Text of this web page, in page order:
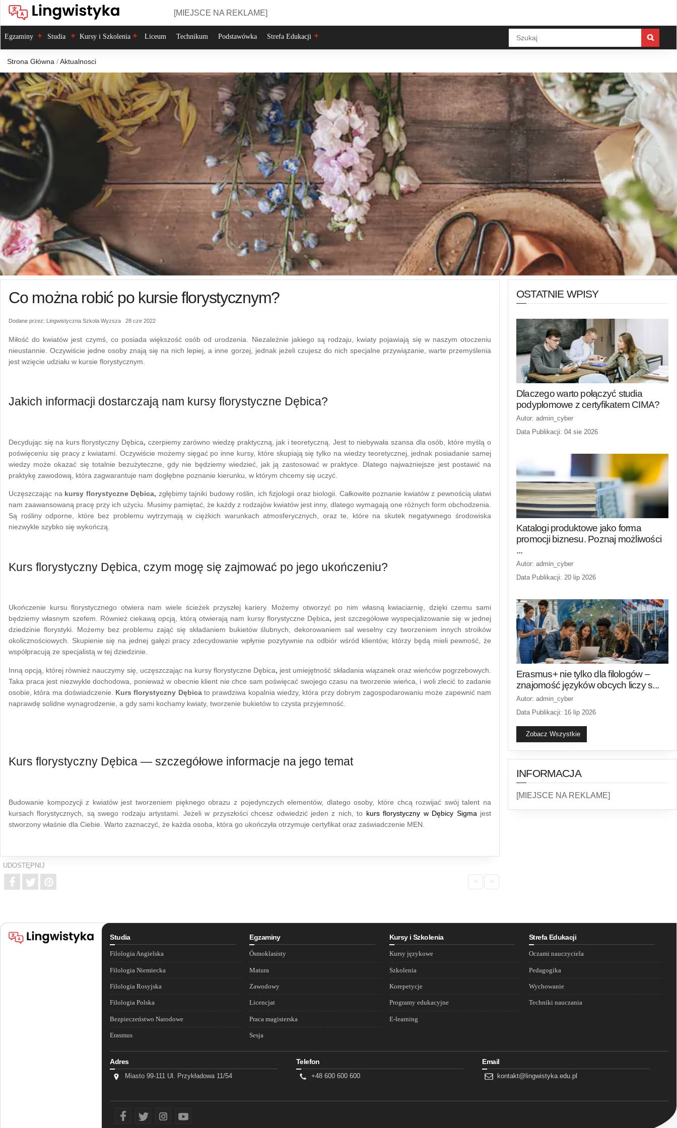
Skip
content
[MIEJSCE NA REKLAME]
Egzaminy Studia Kursy i Szkolenia Liceum Technikum Podstawówka Strefa Edukacji
Strona Główna /Aktualnosci
Co można robić po kursie florystycznym?
Dodane przez: Lingwistyczna Szkola Wyzsza 28 cze 2022
Miłość do kwiatów jest czymś, co posiada większość osób od urodzenia. Niezależnie jakiego są rodzaju, kwiaty pojawiają się w naszym otoczeniu
nieustannie. Oczywiście jedne osoby znają się na nich lepiej, a inne gorzej, jednak jeżeli czujesz do nich specjalne przywiązanie, warte przemyślenia
jest wzięcie udziału w kursie florystycznym.
Jakich informacji dostarczają nam kursy florystyczne Dębica?
Decydując się na kurs florystyczny Dębica, czerpiemy zarówno wiedzę praktyczną, jak i teoretyczną. Jest to niebywała szansa dla osób, które myślą o
poświęceniu się pracy z kwiatami. Oczywiście możemy sięgać po inne kursy, które skupiają się tylko na wiedzy teoretycznej, jednak posiadanie samej
wiedzy może okazać się totalnie bezużyteczne, gdy nie będziemy wiedzieć, jak ją zastosować w praktyce. Dlatego najważniejsze jest postawić na
praktykę zawodową, która zagwarantuje nam dogłębne poznanie kierunku, w którym chcemy się uczyć.
Uczęszczając na kursy florystyczne Dębica, zgłębimy tajniki budowy roślin, ich fizjologii oraz biologii. Całkowite poznanie kwiatów z pewnością ułatwi
nam zaawansowaną pracę przy ich użyciu. Musimy pamiętać, że każdy z rodzajów kwiatów jest inny, dlatego wymagają one różnych form obchodzenia.
Są rośliny odporne, które bez problemu wytrzymają w ciężkich warunkach atmosferycznych, oraz te, które na skutek negatywnego środowiska
niezwykle szybko się wykończą.
Kurs florystyczny Dębica, czym mogę się zajmować po jego ukończeniu?
Ukończenie kursu florystycznego otwiera nam wiele ścieżek przyszłej kariery. Możemy otworzyć po nim własną kwiaciarnię, dzięki czemu sami
będziemy własnym szefem. Również ciekawą opcją, którą otwierają nam kursy florystyczne Dębica, jest szczegółowe wyspecjalizowanie się w jednej
dziedzinie florystyki. Możemy bez problemu zająć się składaniem bukietów ślubnych, dekorowaniem sal weselny czy tworzeniem innych stroików
okolicznościowych. Skupienie się na jednej gałęzi pracy zdecydowanie wpłynie pozytywnie na odbiór wśród klientów, którzy będą mieli pewność, że
współpracują ze specjalistą w tej dziedzinie.
Inną opcją, której również nauczymy się, uczęszczając na kursy florystyczne Dębica, jest umiejętność składania wiązanek oraz wieńców pogrzebowych.
Taka praca jest niezwykle dochodowa, ponieważ w obecnie klient nie chce sam poświęcać swojego czasu na tworzenie wieńca, i woli zlecić to zadanie
osobie, która ma doświadczenie. Kurs florystyczny Dębicato prawdziwa kopalnia wiedzy, która przy dobrym zagospodarowaniu może zapewnić nam
naprawdę solidne wynagrodzenie, a gdy sami kochamy kwiaty, tworzenie bukietów to czysta przyjemność.
Kurs florystyczny Dębica — szczegółowe informacje na jego temat
Budowanie kompozycji z kwiatów jest tworzeniem pięknego obrazu z pojedynczych elementów, dlatego osoby, które chcą rozwijać swój talent na
kursach florystycznych, są swego rodzaju artystami. Jeżeli w przyszłości chcesz odwiedzić jeden z nich, to kurs florystyczny w Dębicy Sigma jest
stworzony właśnie dla Ciebie. Warto zaznaczyć, że każda osoba, która go ukończyła otrzymuje certyfikat oraz zaświadczenie MEN.
UDOSTĘPNIJ
< >
OSTATNIE WPISY
Dlaczego warto połączyć studia
podyplomowe z certyfikatem CIMA?
Autor: admin_cyber
Data Publikacji: 04 sie 2026
Katalogi produktowe jako forma
promocji biznesu. Poznaj możliwości
...
Autor: admin_cyber
Data Publikacji: 20 lip 2026
Erasmus+ nie tylko dla filologów –
znajomość języków obcych liczy s...
Autor: admin_cyber
Data Publikacji: 16 lip 2026
Zobacz Wszystkie
INFORMACJA
[MIEJSCE NA REKLAME]
Studia
Filologia Angielska
Filologia Niemiecka
Filologia Rosyjska
Filologia Polska
Bezpieczeństwo Narodowe
Erasmus
Egzaminy
Ósmoklasisty
Matura
Zawodowy
Licencjat
Praca magisterska
Sesja
Kursy i Szkolenia
Kursy językowe
Szkolenia
Korepetycje
Programy edukacyjne
E-learning
Strefa Edukacji
Oczami nauczyciela
Pedagogika
Wychowanie
Techniki nauczania
Adres
Miasto 99-111 Ul. Przykładowa 11/54
Telefon
+48 600 600 600
Email
kontakt@lingwistyka.edu.pl
tw ins yt